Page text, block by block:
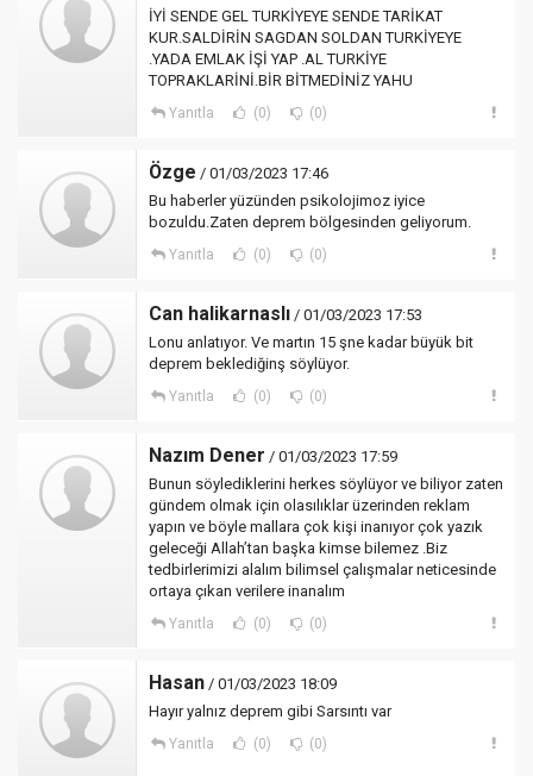
İYİ SENDE GEL TURKİYEYE SENDE TARİKAT
KUR.SALDİRİN SAGDAN SOLDAN TURKİYEYE
.YADA EMLAK İŞİ YAP .AL TURKİYE
TOPRAKLARİNİ.BİR BİTMEDİNİZ YAHU
Yanıtla (0) (0)
Özge / 01/03/2023 17:46
Bu haberler yüzünden psikolojimoz iyice
bozuldu.Zaten deprem bölgesinden geliyorum.
Yanıtla (0) (0)
Can halikarnaslı / 01/03/2023 17:53
Lonu anlatıyor. Ve martın 15 şne kadar büyük bit
deprem beklediğinş söylüyor.
Yanıtla (0) (0)
Nazım Dener / 01/03/2023 17:59
Bunun söylediklerini herkes söylüyor ve biliyor zaten
gündem olmak için olasılıklar üzerinden reklam
yapın ve böyle mallara çok kişi inanıyor çok yazık
geleceği Allah’tan başka kimse bilemez .Biz
tedbirlerimizi alalım bilimsel çalışmalar neticesinde
ortaya çıkan verilere inanalım
Yanıtla (0) (0)
Hasan / 01/03/2023 18:09
Hayır yalnız deprem gibi Sarsıntı var
Yanıtla (0) (0)